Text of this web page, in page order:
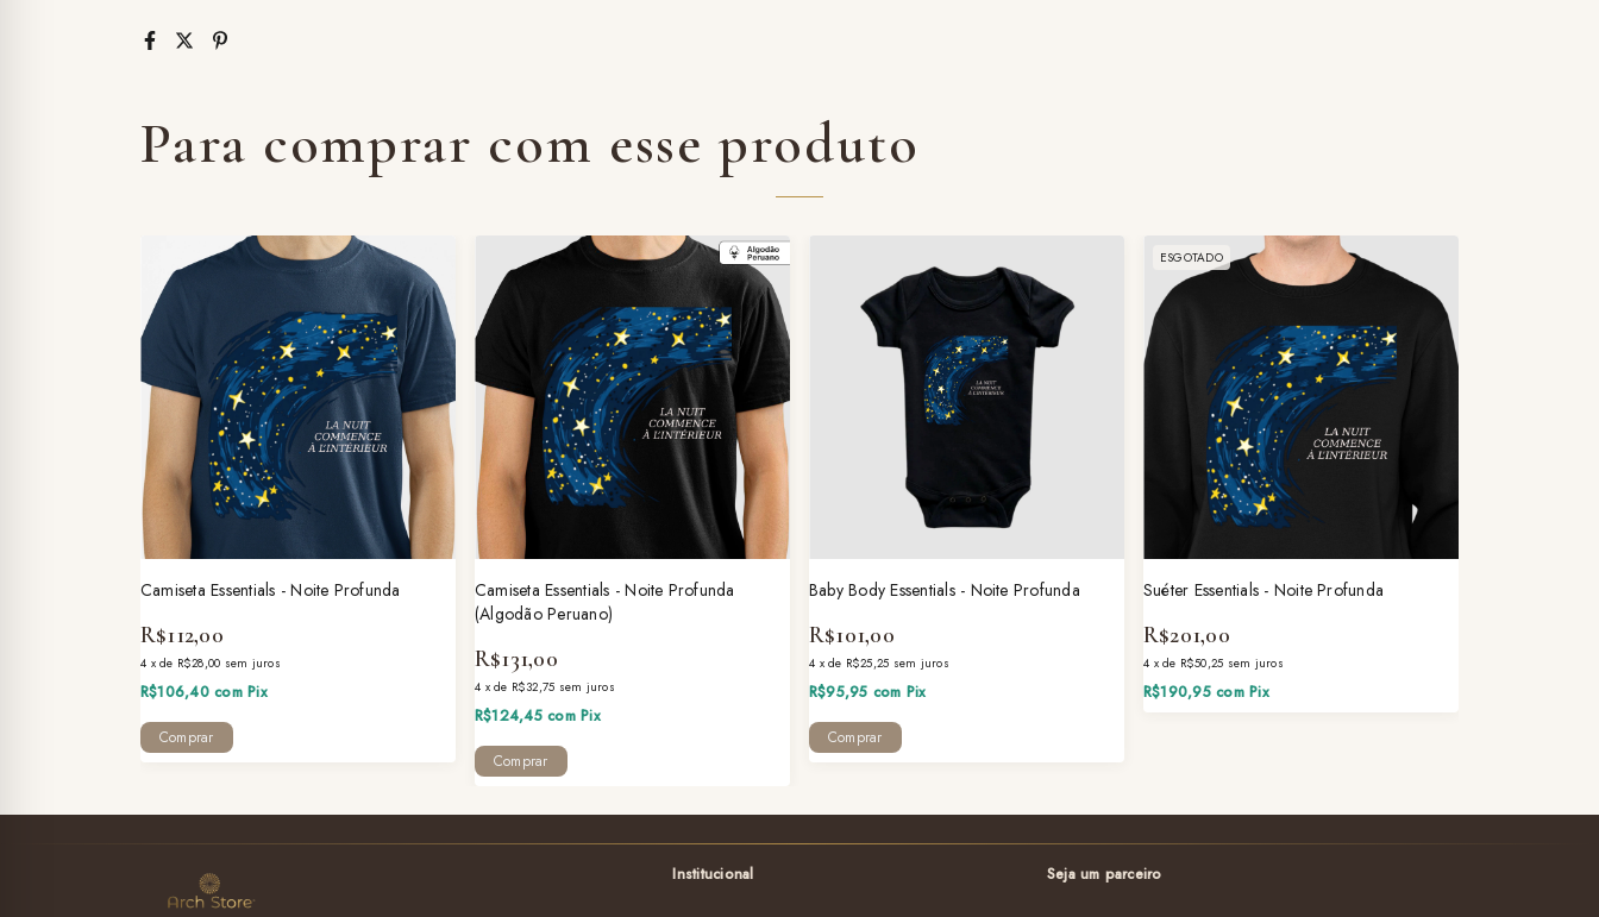
Para comprar com esse produto
Camiseta Essentials - Noite Profunda
R$112,00
4 x de R$28,00 sem juros
R$106,40com Pix
Comprar
Camiseta Essentials - Noite Profunda
(Algodão Peruano)
R$131,00
4 x de R$32,75 sem juros
R$124,45com Pix
Comprar
Baby Body Essentials - Noite Profunda
R$101,00
4 x de R$25,25 sem juros
R$95,95 com Pix
Comprar
ESGOTADO
Suéter Essentials - Noite Profunda
R$201,00
4 x de R$50,25 sem juros
R$190,95com Pix
Institucional Seja um parceiro